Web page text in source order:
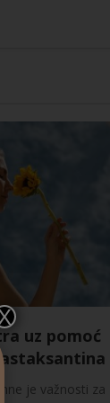
uz pomoć
je važnosti za